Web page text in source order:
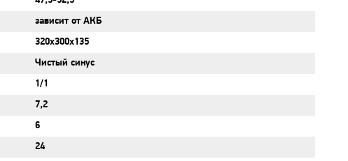
зависит от АКБ
320x300x135
Чистый синус
1/1
7,2
6
24